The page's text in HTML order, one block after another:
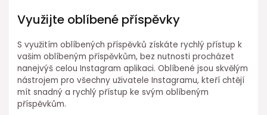
Využijte oblíbené příspěvky
S využitím oblíbených příspěvků získáte rychlý přístup k
vašim oblíbeným příspěvkům, bez nutnosti procházet
nanejvýš celou Instagram aplikaci. Oblíbené jsou skvělým
nástrojem pro všechny uživatele Instagramu, kteří chtějí
mít snadný a rychlý přístup ke svým oblíbeným
příspěvkům.